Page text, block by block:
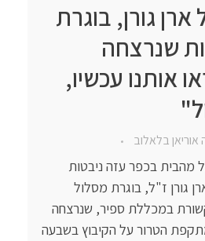
גורן, בוגרת
שנרצחה
אותנו עכשיו,
אוריאן בלאלוב
מהבית בכפר עזה ניבטות
גורן ז"ל, בוגרת מסלול
במכללת ספיר, שנרצחה
הטרור על הקיבוץ בשבעה